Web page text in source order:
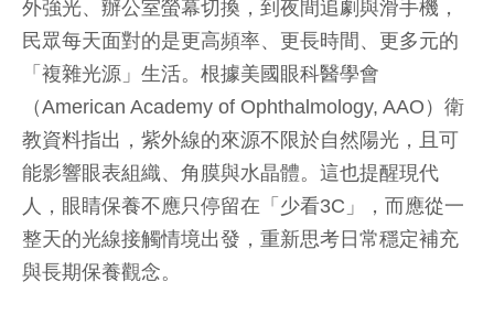
外強光、辦公室螢幕切換，到夜間追劇與滑手機，
民眾每天面對的是更高頻率、更長時間、更多元的
「複雜光源」生活。根據美國眼科醫學會
（American Academy of Ophthalmology, AAO）衛
教資料指出，紫外線的來源不限於自然陽光，且可
能影響眼表組織、角膜與水晶體。這也提醒現代
人，眼睛保養不應只停留在「少看3C」，而應從一
整天的光線接觸情境出發，重新思考日常穩定補充
與長期保養觀念。